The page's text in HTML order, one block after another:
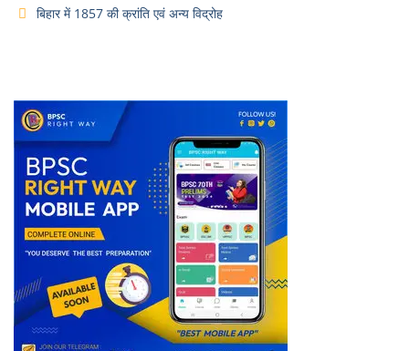
बिहार में 1857 की क्रांति एवं अन्य विद्रोह